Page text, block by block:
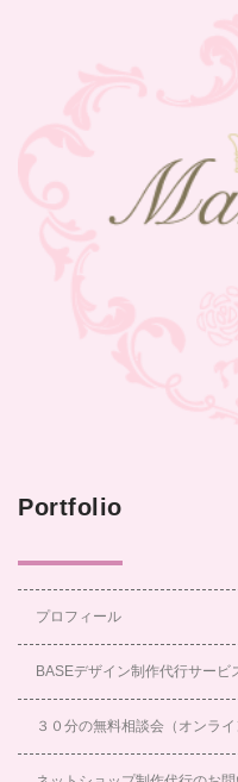
Portfolio
プロフィール
BASEデザイン制作代行サー
３０分の無料相談会（オンライ